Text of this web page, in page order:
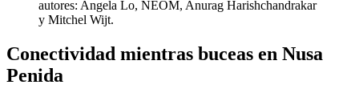
autores: Angela Lo, NEOM, Anurag Harishchandrakar
y Mitchel Wijt.
Conectividad mientras buceas en Nusa
Penida